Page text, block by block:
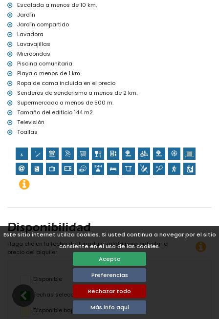
Este sitio internet utiliza cookies. Si usted continua a navegar por el sitio
consiente en el uso de las cookies.
Acepto
Preferencias
Rechazar todo
Más info aquí
tenis (a menos de 1000 metros del apartamento)
senderismo (a menos de 5 kilómetros del apartamento)
golf, equitación y escalada (a menos de 10 kilómetros del
apartamento)
Escalada a menos de 10 km.
Jardín
Jardín compartido
Lavadora
Lavavajillas
Microondas
Piscina comunitaria
Playa a menos de 1 km.
Ropa de cama incluida en el precio
Senderos de senderismo a menos de 2 km.
Supermercado a menos de 500 m.
Tamaño del edificio 144 m2.
Televisión
Toallas
Disponibilidad
Haga clic en la fecha de llegada y salida para calcular el
precio del alquiler.
Disponible
Fechas seleccionadas
Disponible bajo petición